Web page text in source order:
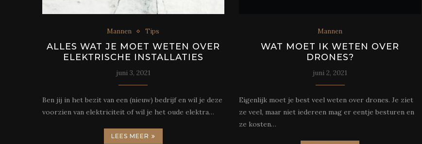
Mannen Tips
ALLES WAT JE MOET WETEN OVER
ELEKTRISCHE INSTALLATIES
juni 3, 2021
Ben jij in het bezit van een (nieuw) bedrijf en wil je deze
voorzien van elektriciteit of wil je het oude elektra…
LEES MEER
Mannen
WAT MOET IK WETEN OVER
DRONES?
juni 2, 2021
Eigenlijk moet je best veel weten over drones. Je ziet
ze veel, maar niet iedereen mag er eentje besturen en
ze kosten…